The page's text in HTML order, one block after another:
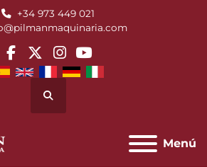
+34 973 449 021
facebook
twitterinstagram
youtube
Buscar
Menú